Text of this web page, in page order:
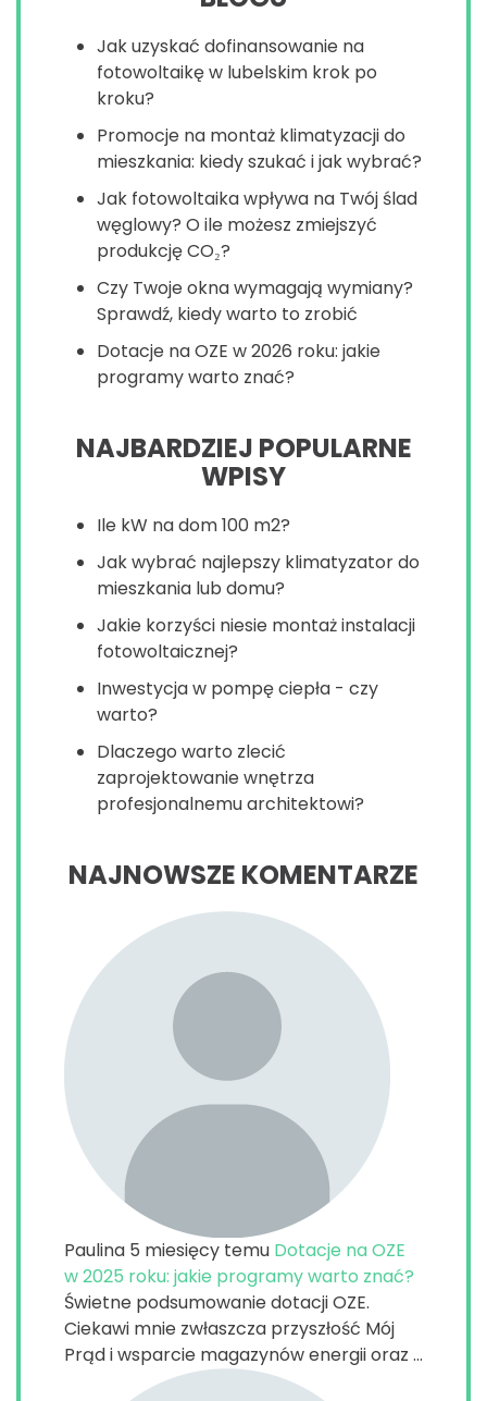
Jak uzyskać dofinansowanie na
fotowoltaikę w lubelskim krok po
kroku?
Promocje na montaż klimatyzacji do
mieszkania: kiedy szukać i jak wybrać?
Jak fotowoltaika wpływa na Twój ślad
węglowy? O ile możesz zmiejszyć
produkcję CO₂?
Czy Twoje okna wymagają wymiany?
Sprawdź, kiedy warto to zrobić
Dotacje na OZE w 2026 roku: jakie
programy warto znać?
NAJBARDZIEJ POPULARNE
WPISY
Ile kW na dom 100 m2?
Jak wybrać najlepszy klimatyzator do
mieszkania lub domu?
Jakie korzyści niesie montaż instalacji
fotowoltaicznej?
Inwestycja w pompę ciepła - czy
warto?
Dlaczego warto zlecić
zaprojektowanie wnętrza
profesjonalnemu architektowi?
NAJNOWSZE KOMENTARZE
Paulina 5 miesięcy temu Dotacje na OZE
w 2025 roku: jakie programy warto znać?
Świetne podsumowanie dotacji OZE.
Ciekawi mnie zwłaszcza przyszłość Mój
Prąd i wsparcie magazynów energii oraz ...